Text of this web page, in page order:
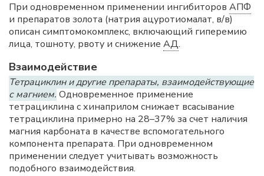
При одновременном применении ингибиторов АПФ
и препаратов золота (натрия ацуротиомалат, в/в)
описан симптомокомплекс, включающий гиперемию
лица, тошноту, рвоту и снижение АД.
Взаимодействие
Тетрациклин и другие препараты, взаимодействующие
с магнием. Одновременное применение
тетрациклина с хинаприлом снижает всасывание
тетрациклина примерно на 28–37% за счет наличия
магния карбоната в качестве вспомогательного
компонента препарата. При одновременном
применении следует учитывать возможность
подобного взаимодействия.